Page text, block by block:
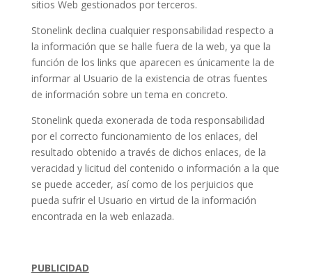
sitios Web gestionados por terceros.
Stonelink declina cualquier responsabilidad respecto a
la información que se halle fuera de la web, ya que la
función de los links que aparecen es únicamente la de
informar al Usuario de la existencia de otras fuentes
de información sobre un tema en concreto.
Stonelink queda exonerada de toda responsabilidad
por el correcto funcionamiento de los enlaces, del
resultado obtenido a través de dichos enlaces, de la
veracidad y licitud del contenido o información a la que
se puede acceder, así como de los perjuicios que
pueda sufrir el Usuario en virtud de la información
encontrada en la web enlazada.
PUBLICIDAD